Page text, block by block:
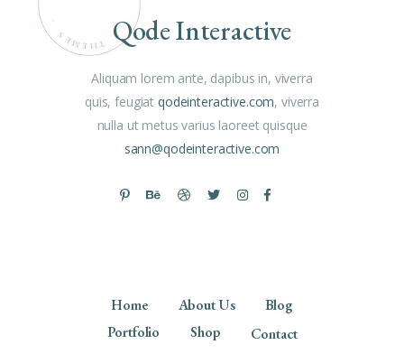
Qode Interactive
Aliquam lorem ante, dapibus in, viverra
quis, feugiat qodeinteractive.com, viverra
nulla ut metus varius laoreet quisque
sann@qodeinteractive.com
Home About Us
Blog
Portfolio
Shop Contact